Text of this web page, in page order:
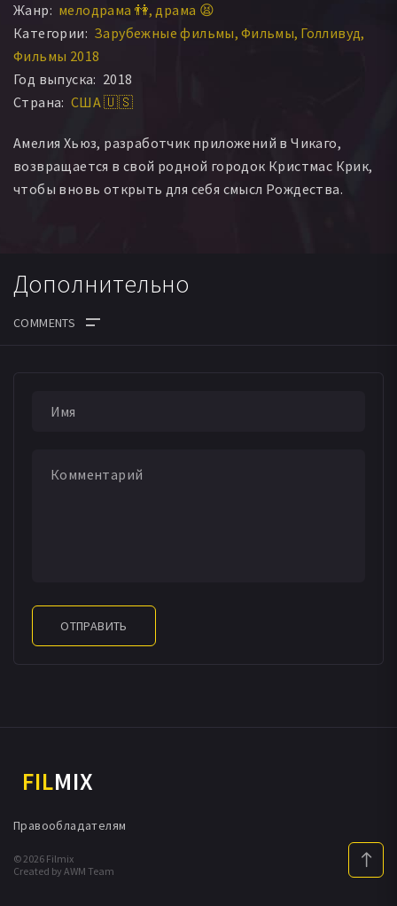
Жанр: мелодрама 👫 драма 😫
Категории: Зарубежные фильмы Фильмы Голливуд
Фильмы 2018
Год выпуска: 2018
Страна: США 🇺🇸
Амелия Хьюз, разработчик приложений в Чикаго,
возвращается в свой родной городок Кристмас Крик,
чтобы вновь открыть для себя смысл Рождества.
Дополнительно
ОТПРАВИТЬ
FILMIX
© 2026 Filmix
Created by AWM Team
Правообладателям